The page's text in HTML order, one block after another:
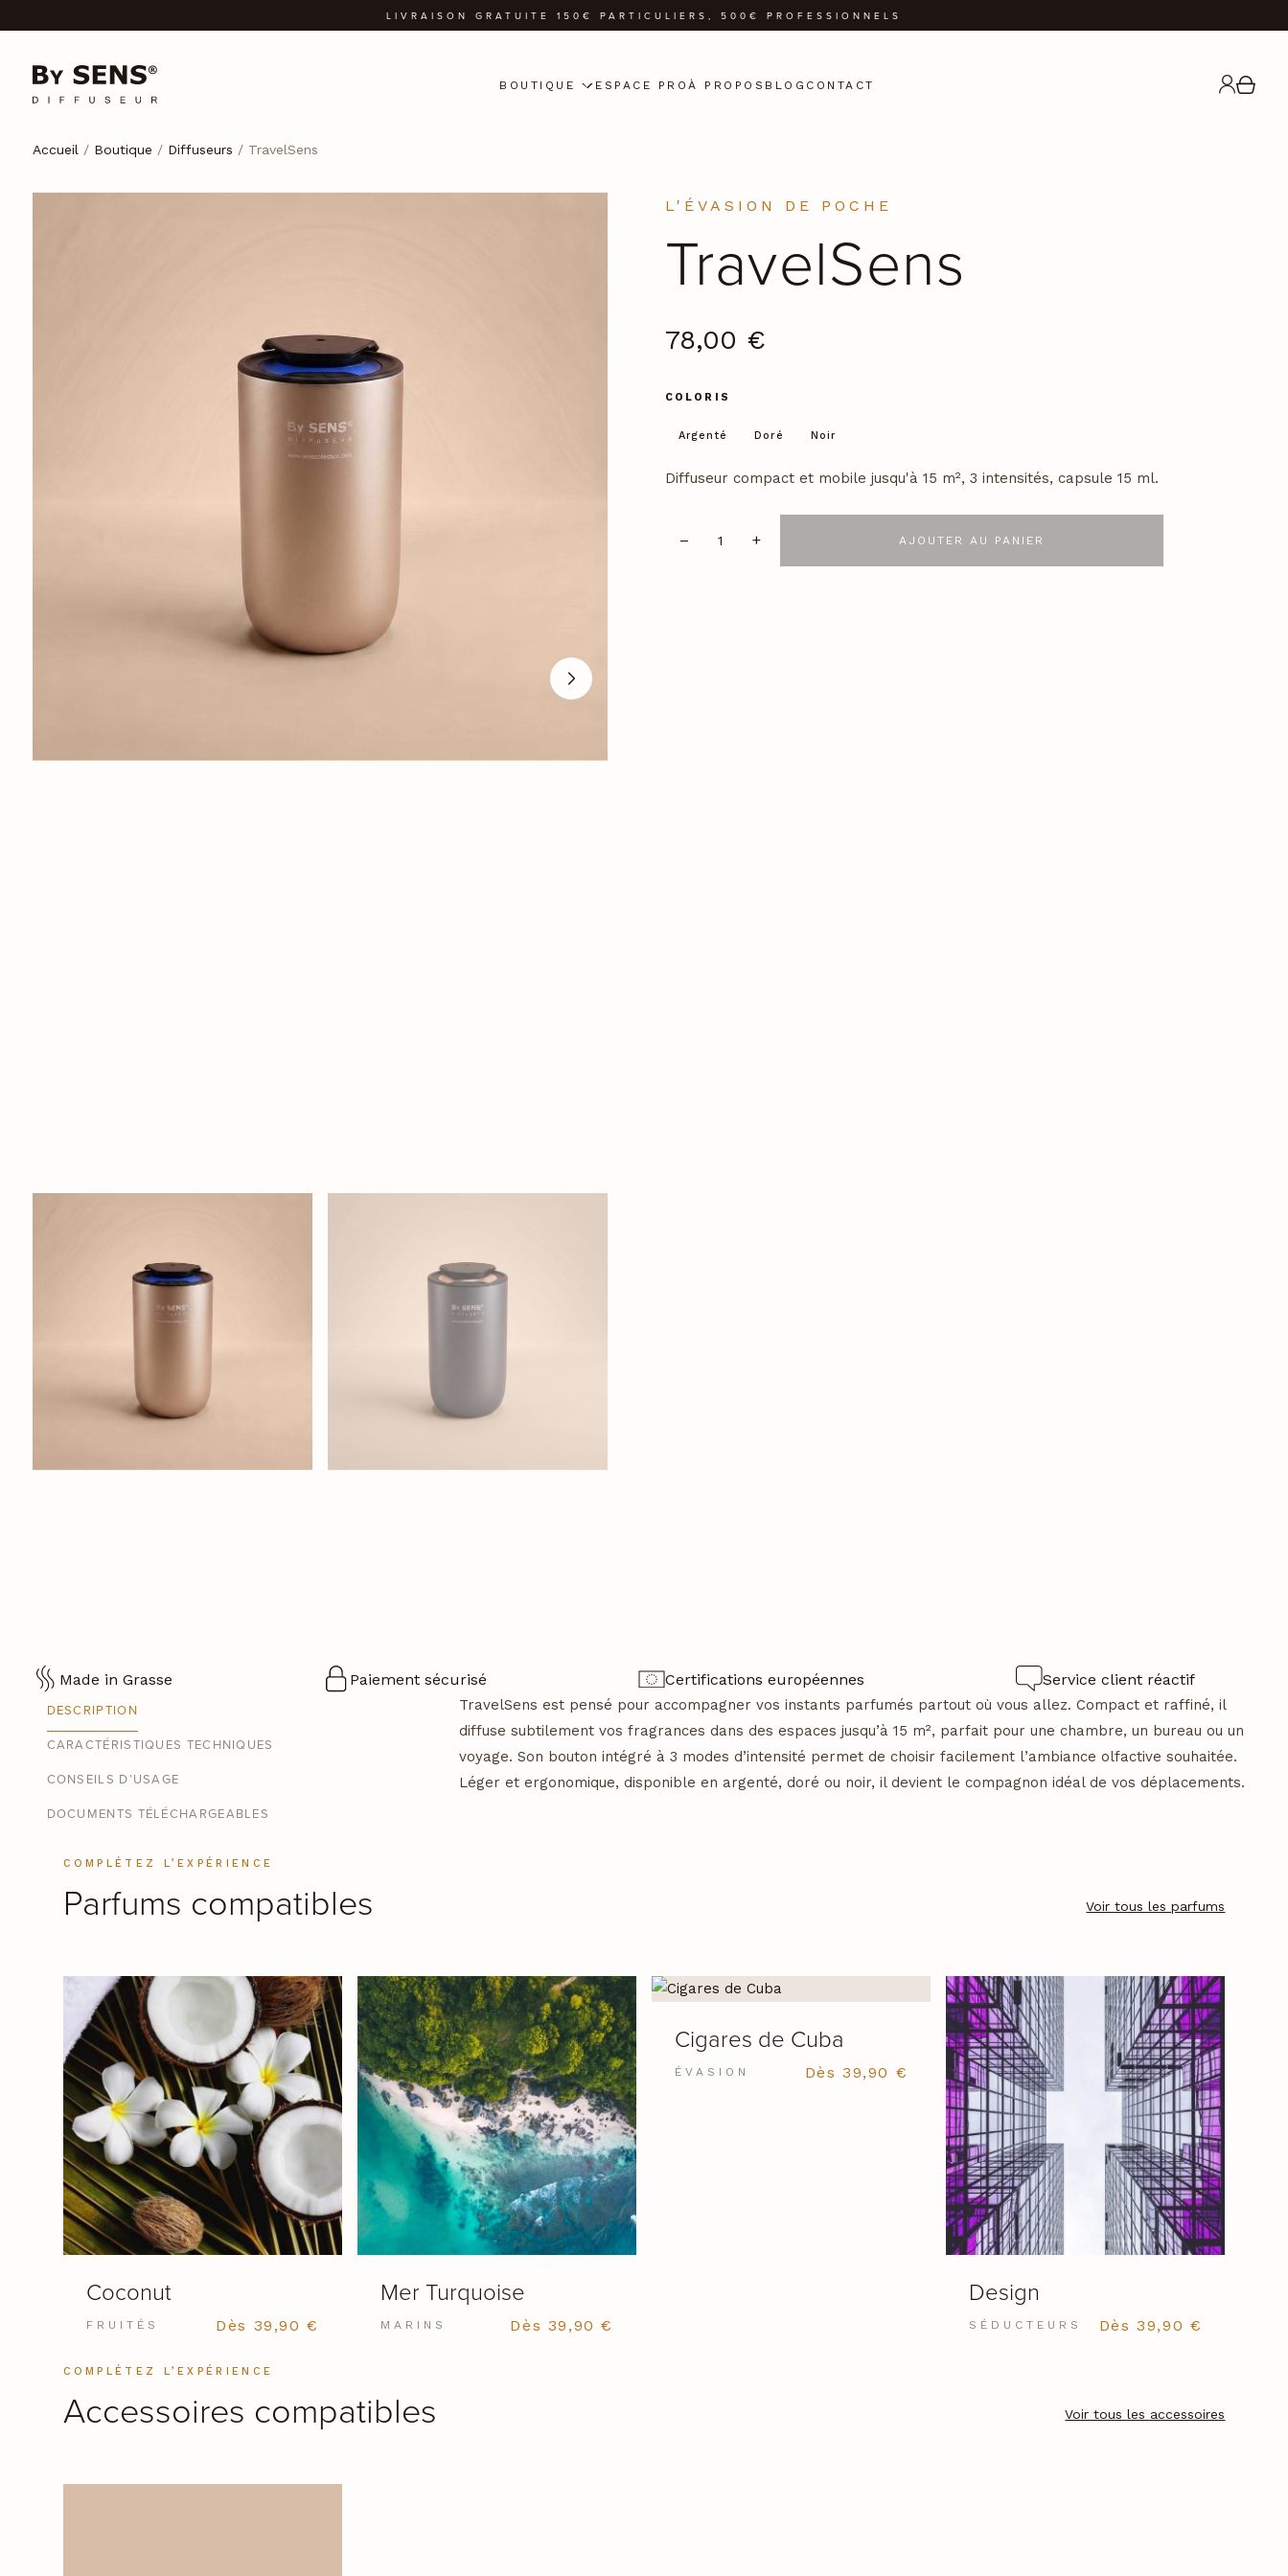
LIVRAISON GRATUITE 150€ PARTICULIERS, 500€ PROFESSIONNELS
BOUTIQUE ESPACE PROÀ PROPOS BLOG CONTACT
Accueil / Boutique / Diffuseurs / TravelSens
L'ÉVASION DE POCHE
TravelSens
78,00 €
COLORIS
Argenté Doré Noir
Diffuseur compact et mobile jusqu'à 15 m², 3 intensités, capsule 15 ml.
– + AJOUTER AU PANIER
Made in Grasse Paiement sécurisé Certifications européennes Service client réactif
DESCRIPTION
CARACTÉRISTIQUES TECHNIQUES
CONSEILS D’USAGE
DOCUMENTS TÉLÉCHARGEABLES
Description
TravelSens est pensé pour accompagner vos instants parfumés partout où vous allez. Compact et raffiné, il
diffuse subtilement vos fragrances dans des espaces jusqu’à 15 m², parfait pour une chambre, un bureau ou un
voyage. Son bouton intégré à 3 modes d’intensité permet de choisir facilement l’ambiance olfactive souhaitée.
Léger et ergonomique, disponible en argenté, doré ou noir, il devient le compagnon idéal de vos déplacements.
COMPLÉTEZ L’EXPÉRIENCE
Parfums compatibles Voir tous les parfums
Coconut
FRUITÉS Dès 39,90€
Mer Turquoise
MARINS Dès 39,90€
Cigares de Cuba
ÉVASION Dès 39,90 €
Design
SÉDUCTEURS Dès39,90 €
COMPLÉTEZ L’EXPÉRIENCE
Accessoires compatibles Voir tous les accessoires